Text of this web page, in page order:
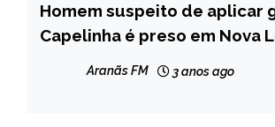
CAPELINHA
MINAS
Homem suspeito de aplicar
Capelinha é preso em Nova
Aranãs FM 3 anos ago